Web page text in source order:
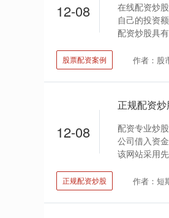
12-08
在线配资炒
自己的投资
配资炒股具
股票配资案例 作者：股
12-08
正规配资
配资专业炒
公司借入资
该网站采用
正规配资炒股 作者：短